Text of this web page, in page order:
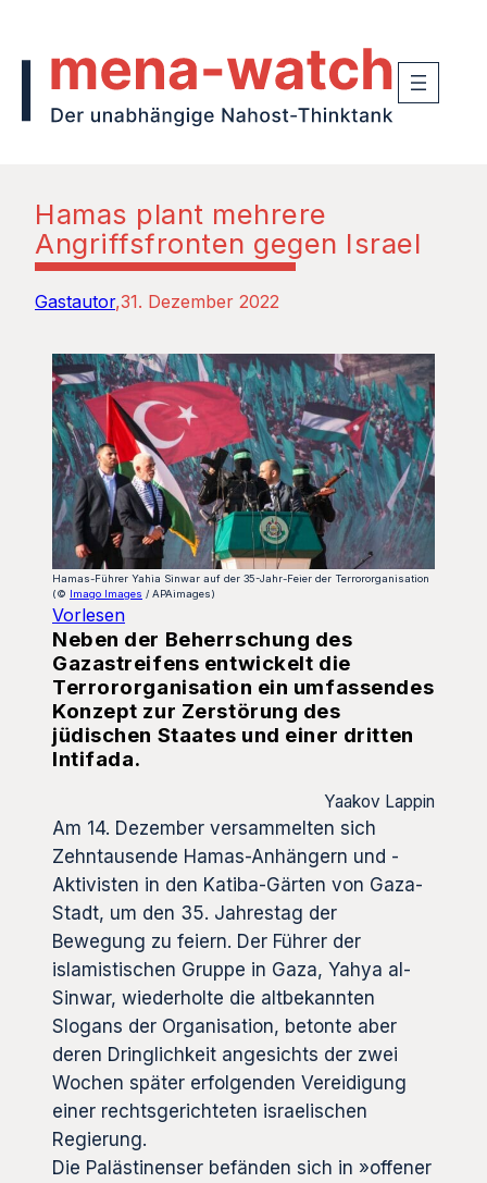
Hamas plant mehrere
Angriffsfronten gegen Israel
Gastautor 31. Dezember 2022
Hamas-Führer Yahia Sinwar auf der 35-Jahr-Feier der Terrororganisation
(© Imago Images / APAimages)
Vorlesen
Neben der Beherrschung des
Gazastreifens entwickelt die
Terrororganisation ein umfassendes
Konzept zur Zerstörung des
jüdischen Staates und einer dritten
Intifada.
Yaakov Lappin
Am 14. Dezember versammelten sich
Zehntausende Hamas-Anhängern und -
Aktivisten in den Katiba-Gärten von Gaza-
Stadt, um den 35. Jahrestag der
Bewegung zu feiern. Der Führer der
islamistischen Gruppe in Gaza, Yahya al-
Sinwar, wiederholte die altbekannten
Slogans der Organisation, betonte aber
deren Dringlichkeit angesichts der zwei
Wochen später erfolgenden Vereidigung
einer rechtsgerichteten israelischen
Regierung.
Die Palästinenser befänden sich in »offener